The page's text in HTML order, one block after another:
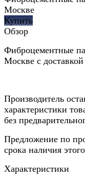
Москве
Купить
Обзор
Фиброцементные
Москве с
Производитель
характеристики
без
Предложение по
срока наличия
Характеристики